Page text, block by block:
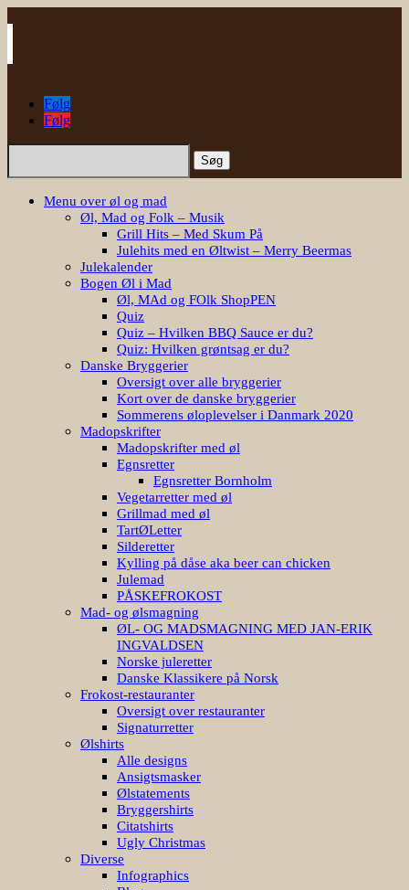
Følg
Følg
Søg
Menu over øl og mad
Øl, Mad og Folk – Musik
Grill Hits – Med Skum På
Julehits med en Øltwist – Merry Beermas
Julekalender
Bogen Øl i Mad
Øl, MAd og FOlk ShopPEN
Quiz
Quiz – Hvilken BBQ Sauce er du?
Quiz: Hvilken grøntsag er du?
Danske Bryggerier
Oversigt over alle bryggerier
Kort over de danske bryggerier
Sommerens øloplevelser i Danmark 2020
Madopskrifter
Madopskrifter med øl
Egnsretter
Egnsretter Bornholm
Vegetarretter med øl
Grillmad med øl
TartØLetter
Silderetter
Kylling på dåse aka beer can chicken
Julemad
PÅSKEFROKOST
Mad- og ølsmagning
ØL- OG MADSMAGNING MED JAN-ERIK
INGVALDSEN
Norske juleretter
Danske Klassikere på Norsk
Frokost-restauranter
Oversigt over restauranter
Signaturretter
Ølshirts
Alle designs
Ansigtsmasker
Ølstatements
Bryggershirts
Citatshirts
Ugly Christmas
Diverse
Infographics